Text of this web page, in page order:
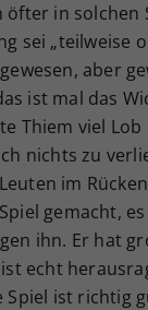
öfter in solchen
sei „teilweise
aber
ist mal das
Thiem viel
nichts zu
im
gemacht,
ihn. Er hat
ist echt
Spiel ist richtig